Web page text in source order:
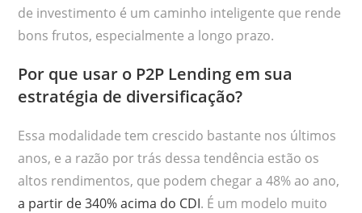
de investimento é um caminho inteligente que rende
bons frutos, especialmente a longo prazo.
Por que usar o P2P Lending em sua
estratégia de diversificação?
Essa modalidade tem crescido bastante nos últimos
anos, e a razão por trás dessa tendência estão os
altos rendimentos, que podem chegar a 48% ao ano,
a partir de 340% acima do CDI. É um modelo muito